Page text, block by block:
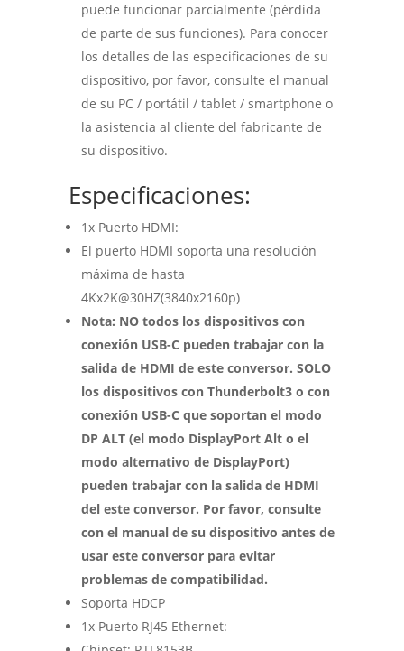
puede funcionar parcialmente (pérdida
de parte de sus funciones). Para conocer
los detalles de las especificaciones de su
dispositivo, por favor, consulte el manual
de su PC / portátil / tablet / smartphone o
la asistencia al cliente del fabricante de
su dispositivo.
Especificaciones:
1x Puerto HDMI:
El puerto HDMI soporta una resolución
máxima de hasta
4Kx2K@30HZ(3840x2160p)
Nota: NO todos los dispositivos con
conexión USB-C pueden trabajar con la
salida de HDMI de este conversor. SOLO
los dispositivos con Thunderbolt3 o con
conexión USB-C que soportan el modo
DP ALT (el modo DisplayPort Alt o el
modo alternativo de DisplayPort)
pueden trabajar con la salida de HDMI
del este conversor. Por favor, consulte
con el manual de su dispositivo antes de
usar este conversor para evitar
problemas de compatibilidad.
Soporta HDCP
1x Puerto RJ45 Ethernet: